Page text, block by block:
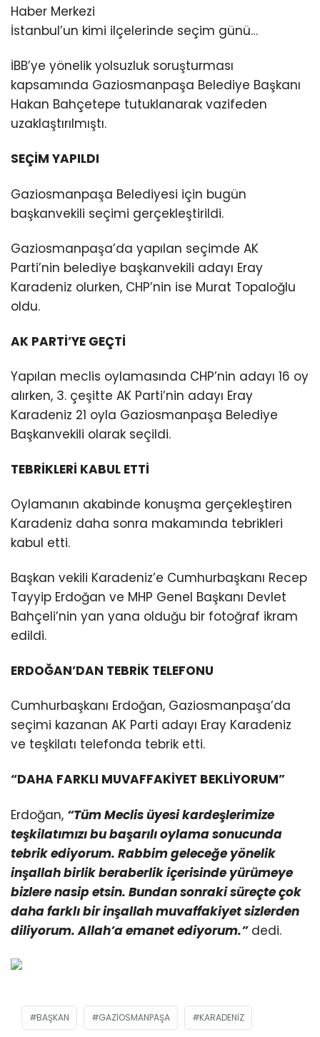
Haber Merkezi
İstanbul’un kimi ilçelerinde seçim günü…
İBB’ye yönelik yolsuzluk soruşturması
kapsamında Gaziosmanpaşa Belediye Başkanı
Hakan Bahçetepe tutuklanarak vazifeden
uzaklaştırılmıştı.
SEÇİM YAPILDI
Gaziosmanpaşa Belediyesi için bugün
başkanvekili seçimi gerçekleştirildi.
Gaziosmanpaşa’da yapılan seçimde AK
Parti’nin belediye başkanvekili adayı Eray
Karadeniz olurken, CHP’nin ise Murat Topaloğlu
oldu.
AK PARTİ’YE GEÇTİ
Yapılan meclis oylamasında CHP’nin adayı 16 oy
alırken, 3. çeşitte AK Parti’nin adayı Eray
Karadeniz 21 oyla Gaziosmanpaşa Belediye
Başkanvekili olarak seçildi.
TEBRİKLERİ KABUL ETTİ
Oylamanın akabinde konuşma gerçekleştiren
Karadeniz daha sonra makamında tebrikleri
kabul etti.
Başkan vekili Karadeniz’e Cumhurbaşkanı Recep
Tayyip Erdoğan ve MHP Genel Başkanı Devlet
Bahçeli’nin yan yana olduğu bir fotoğraf ikram
edildi.
ERDOĞAN’DAN TEBRİK TELEFONU
Cumhurbaşkanı Erdoğan, Gaziosmanpaşa’da
seçimi kazanan AK Parti adayı Eray Karadeniz
ve teşkilatı telefonda tebrik etti.
“DAHA FARKLI MUVAFFAKİYET BEKLİYORUM”
Erdoğan, “Tüm Meclis üyesi kardeşlerimize
teşkilatımızı bu başarılı oylama sonucunda
tebrik ediyorum. Rabbim geleceğe yönelik
inşallah birlik beraberlik içerisinde yürümeye
bizlere nasip etsin. Bundan sonraki süreçte çok
daha farklı bir inşallah muvaffakiyet sizlerden
diliyorum. Allah’a emanet ediyorum.”dedi.
BAŞKAN GAZIOSMANPAŞA KARADENIZ